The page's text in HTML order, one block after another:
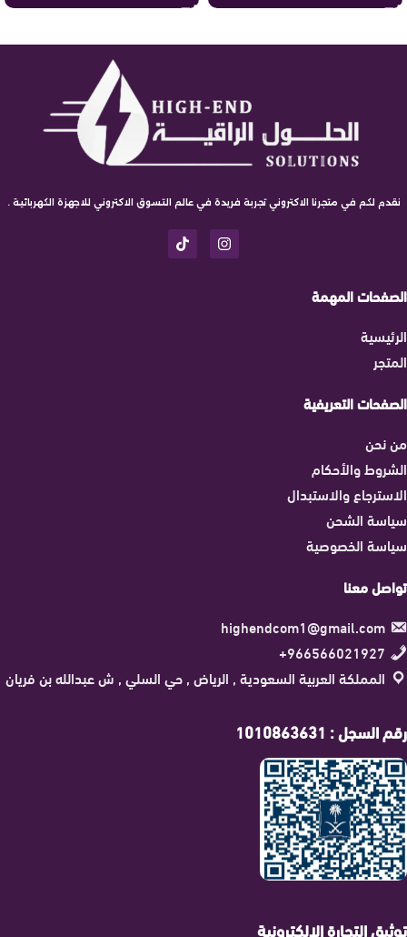
نقدم لكم في متجرنا الاكتروني تجربة فريدة في عالم التسوق الاكتروني للاجهزة الكهربائية .
الصفحات المهمة
الرئيسية
المتجر
الصفحات التعريفية
من نحن
الشروط والأحكام
الاسترجاع والاستبدال
سياسة الشحن
سياسة الخصوصية
تواصل معنا
highendcom1@gmail.com
966566021927+
المملكة العربية السعودية , الرياض , حي السلي , ش عبدالله بن فريان
رقم السجل : 1010863631
توثيق التجارة الإلكترونية